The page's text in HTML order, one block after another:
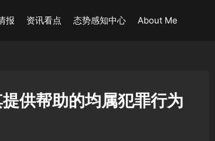
报 资讯看点 态势感知中心 About Me
供帮助的均属犯罪行为